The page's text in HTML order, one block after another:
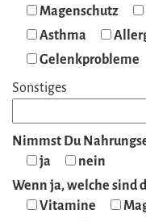
Magenschutz
Asthma
Gelenkprobleme
Sonstiges
Nimmst Du
ja
nein
Wenn ja, welche sind
Vitamine